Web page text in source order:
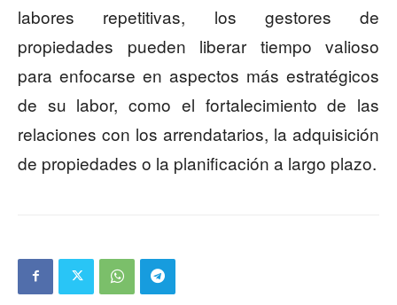
labores repetitivas, los gestores de
propiedades pueden liberar tiempo valioso
para enfocarse en aspectos más estratégicos
de su labor, como el fortalecimiento de las
relaciones con los arrendatarios, la adquisición
de propiedades o la planificación a largo plazo.